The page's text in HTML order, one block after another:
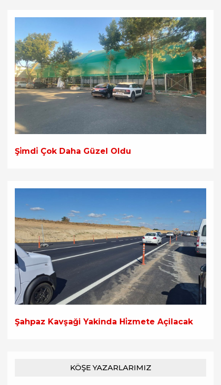
Şi̇mdi̇ Çok Daha Güzel Oldu
Şahpaz Kavşaği Yakinda Hi̇zmete Açilacak
KÖŞE YAZARLARIMIZ